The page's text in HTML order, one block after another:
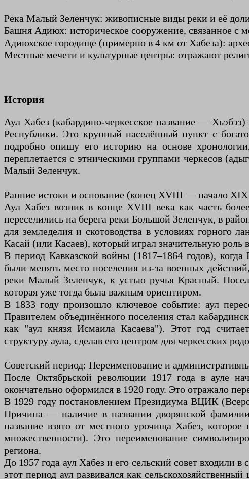
Река Малый Зеленчук: живописные виды реки и её
Башня Адиюх: историческое сооружение, связанное с
Адиюхское городище (примерно в 4 км от Хабеза):
Местные мечети и культурные центры: отражают
История
Аул Хабез (кабардино-черкесское название —
Республики. Это крупный населённый пункт с
подробно опишу его историю на основе
переплетается с этническими группами черкесов
Малый Зеленчук.
Ранние истоки и основание (конец XVIII — начало XIX
Аул Хабез возник в конце XVIII века как часть
переселились на берега реки Большой Зеленчук, в
для земледелия и скотоводства в условиях горного
Касай (или Касаев), который играл значительную роль
В период Кавказской войны (1817–1864 годов),
были менять место поселения из-за военных
реки Малый Зеленчук, к устью ручья Красный.
которая уже тогда была важным ориентиром.
В 1833 году произошло ключевое событие: аул
Правителем объединённого поселения стал
как "аул князя Исмаила Касаева"). Этот год
структуру аула, сделав его центром для черкесских
Советский период: Переименование и
После Октябрьской революции 1917 года в ауле
окончательно оформился в 1920 году. Это отражало
В 1929 году постановлением Президиума ВЦИК
Причина — наличие в названии дворянской
название взято от местного урочища Хабез,
множественности). Это переименование
региона.
До 1957 года аул Хабез и его сельский совет входили
этот период аул развивался как